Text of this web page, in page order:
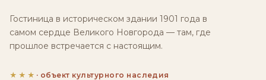
Гостиница в историческом здании 1901 года в
самом сердце Великого Новгорода — там, где
прошлое встречается с настоящим.
★★★ · объект культурного наследия